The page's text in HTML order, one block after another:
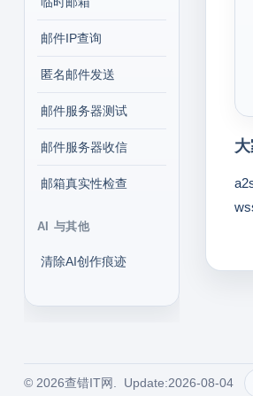
邮件IP查询
匿名邮件发送
邮件服务器测试
邮件服务器收信
邮箱真实性检查
AI 与其他
清除AI创作痕迹
© 2026查错IT网. Update:2026-08-04